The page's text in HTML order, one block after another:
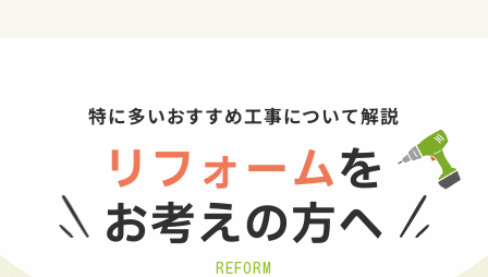
特に多いおすすめ工事について解説
リフォームを
お考えの方へ
REFORM